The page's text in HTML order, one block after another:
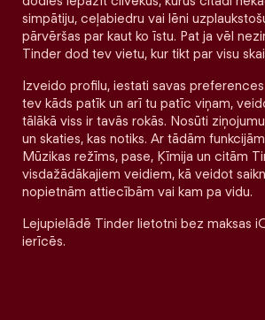
simpātiju, ceļabiedru vai lēni
pārvēršas par kaut ko īstu. Pat ja vēl
Tinder dod tev vietu, kur tikt par visu
Izveido profilu, iestati savas
tev kāds patīk un arī tu patīc viņam,
tālākā viss ir tavās rokās. Nosūti
un skaties, kas notiks. Ar tādām
Mūzikas režīms, pase, Ķīmija un citām
visdažādākajiem veidiem, kā veidot
nopietnām attiecībām vai kam pa vidu.
Lejupielādē Tinder lietotni bez maksas
ierīcēs.